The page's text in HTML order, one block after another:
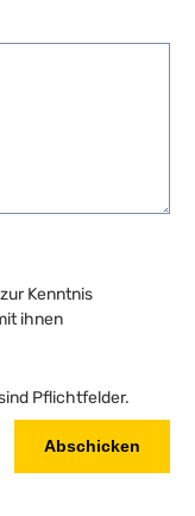
zur Kenntnis
ihnen
Pflichtfelder.
Abschicken